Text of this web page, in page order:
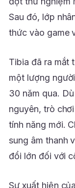
Sau đó, lớp
thức vào game
Tibia đã ra mắt
một lượng
30 năm qua.
nguyên, trò
tính năng mới.
sung âm thanh
đổi lớn đối với
Sự xuất hiện